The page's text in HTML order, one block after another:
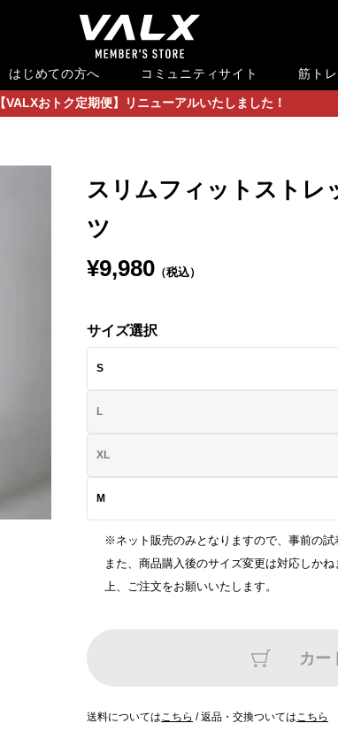
はじめての方へ コミュニティサイト 筋トレ
【VALXおトク定期便】リニューアルいたしました！
スリムフィットストレ
ツ
¥9,980 （税込）
サイズ選択
S
L
XL
M
※ネット販売のみとなりますので、事前の
また、商品購入後のサイズ変更は対応しか
上、ご注文をお願いいたします。
カー
送料についてはこちら /返品・交換ついてはこちら